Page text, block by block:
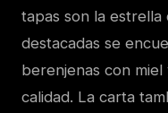
tapas son la estrella
destacadas se
berenjenas con
calidad. La carta